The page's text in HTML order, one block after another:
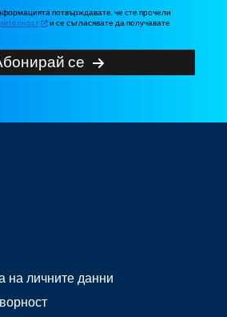
потвърждавате, че сте прочели
и се съгласявате да получавате
се
на личните данни